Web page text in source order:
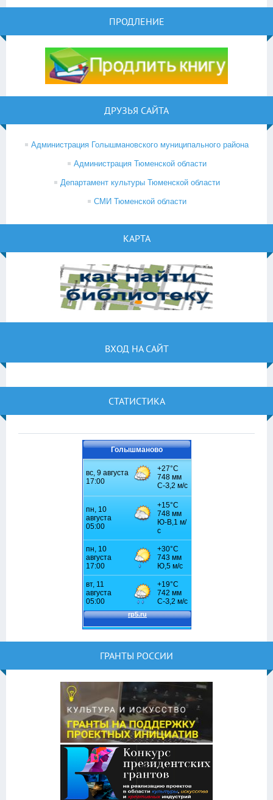
ПРОДЛЕНИЕ
ДРУЗЬЯ САЙТА
Администрация Голышмановского муниципального района
Администрация Тюменской области
Департамент культуры Тюменской области
СМИ Тюменской области
КАРТА
ВХОД НА САЙТ
СТАТИСТИКА
Голышманово
ГРАНТЫ РОССИИ